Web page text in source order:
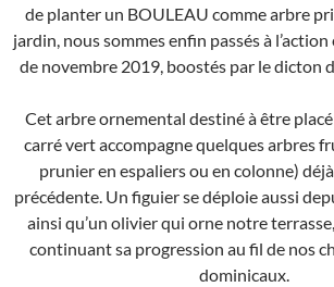
de planter un BOULEAU comme arbre
jardin, nous sommes enfin passés à
de novembre 2019, boostés par le dicton
Cet arbre ornemental destiné à être
carré vert accompagne quelques arbres
prunier en espaliers ou en colonne)
précédente. Un figuier se déploie aussi
ainsi qu’un olivier qui orne notre
continuant sa progression au fil de nos
dominicaux.